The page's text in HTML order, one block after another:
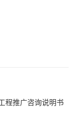
程推广咨询说明书